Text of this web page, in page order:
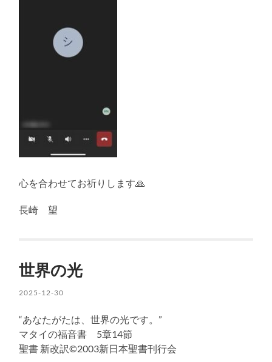
心を合わせてお祈りします🙏
長崎 望
世界の光
2025-12-30
“あなたがたは、世界の光です。”
マタイの福音書 5章14節
聖書 新改訳©2003新日本聖書刊行会